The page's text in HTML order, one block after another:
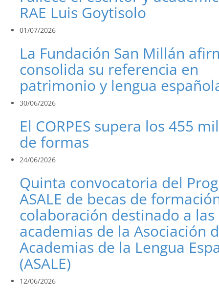
RAE Luis Goytisolo
01/07/2026
La Fundación San Millán
consolida su referencia en
patrimonio y lengua
30/06/2026
El CORPES supera los 455
de formas
24/06/2026
Quinta convocatoria del
ASALE de becas de
colaboración destinado a las
academias de la Asociación
Academias de la Lengua
(ASALE)
12/06/2026